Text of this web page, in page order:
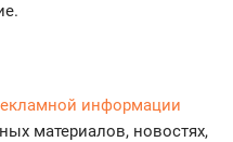
информации
материалов, новостях,